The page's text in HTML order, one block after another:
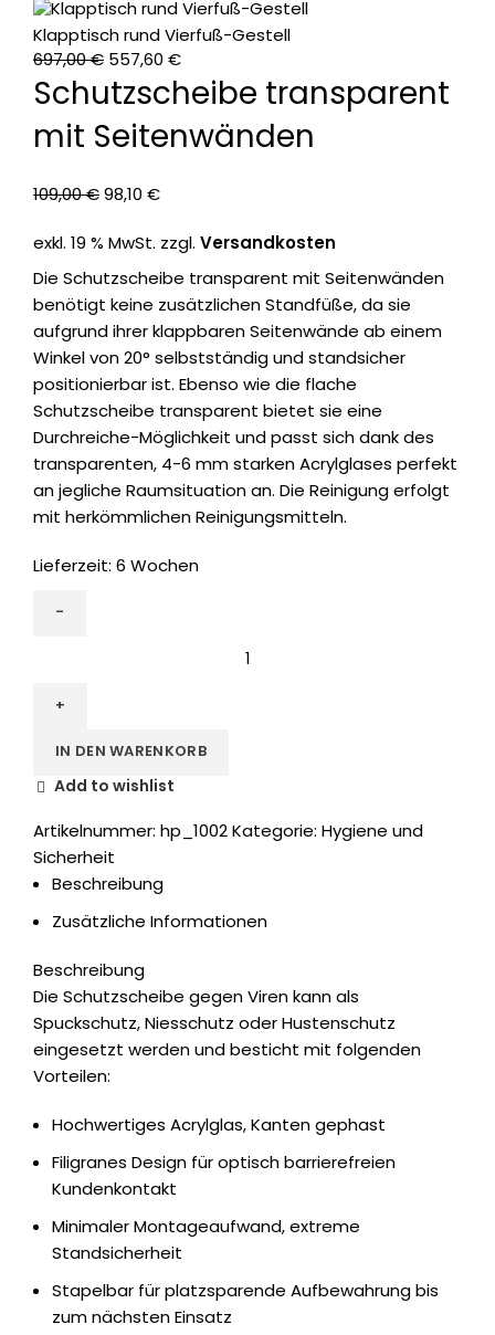
Klapptisch rund Vierfuß-Gestell
697,00€ 557,60 €
Schutzscheibe transparent
mit Seitenwänden
109,00€98,10 €
exkl. 19 % MwSt. zzgl. Versandkosten
Die Schutzscheibe transparent mit Seitenwänden
benötigt keine zusätzlichen Standfüße, da sie
aufgrund ihrer klappbaren Seitenwände ab einem
Winkel von 20° selbstständig und standsicher
positionierbar ist. Ebenso wie die flache
Schutzscheibe transparent bietet sie eine
Durchreiche-Möglichkeit und passt sich dank des
transparenten, 4-6 mm starken Acrylglases perfekt
an jegliche Raumsituation an. Die Reinigung erfolgt
mit herkömmlichen Reinigungsmitteln.
Lieferzeit: 6 Wochen
IN DEN WARENKORB
Add to wishlist
Artikelnummer: hp_1002Kategorie: Hygiene und
Sicherheit
Beschreibung
Zusätzliche Informationen
Beschreibung
Die Schutzscheibe gegen Viren kann als
Spuckschutz, Niesschutz oder Hustenschutz
eingesetzt werden und besticht mit folgenden
Vorteilen:
Hochwertiges Acrylglas, Kanten gephast
Filigranes Design für optisch barrierefreien
Kundenkontakt
Minimaler Montageaufwand, extreme
Standsicherheit
Stapelbar für platzsparende Aufbewahrung bis
zum nächsten Einsatz